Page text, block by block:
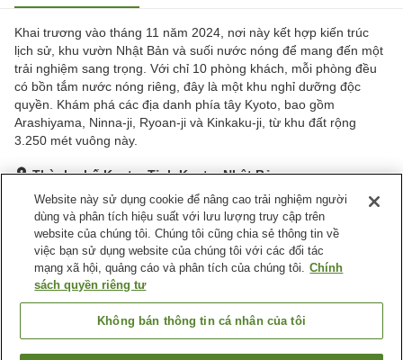
Khai trương vào tháng 11 năm 2024, nơi này kết hợp kiến trúc
lịch sử, khu vườn Nhật Bản và suối nước nóng để mang đến một
trải nghiệm sang trọng. Với chỉ 10 phòng khách, mỗi phòng đều
có bồn tắm nước nóng riêng, đây là một khu nghỉ dưỡng độc
quyền. Khám phá các địa danh phía tây Kyoto, bao gồm
Arashiyama, Ninna-ji, Ryoan-ji và Kinkaku-ji, từ khu đất rộng
3.250 mét vuông này.
Thành phố Kyoto, Tỉnh Kyoto, Nhật Bản
Hiển thị trên bản đồ
Xuất sắc Đánh giá:24lượt
Tiện nghi chỗ nghỉ
Wi-Fi
Bãi đỗ xe
Suối nước nóng trong nhà
Nhà hàng
Website này sử dụng cookie để nâng cao trải nghiệm người
dùng và phân tích hiệu suất với lưu lượng truy cập trên
website của chúng tôi. Chúng tôi cũng chia sẻ thông tin về
việc bạn sử dụng website của chúng tôi với các đối tác
mạng xã hội, quảng cáo và phân tích của chúng tôi. Chính
sách quyền riêng tư
Không bán thông tin cá nhân của tôi